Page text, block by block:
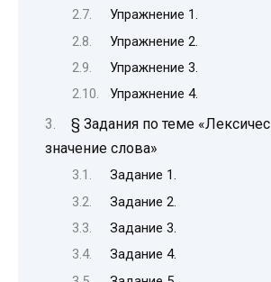
Упражнение 1.
Упражнение 2.
Упражнение 3.
Упражнение 4.
§ Задания по теме
значение слова»
Задание 1.
Задание 2.
Задание 3.
Задание 4.